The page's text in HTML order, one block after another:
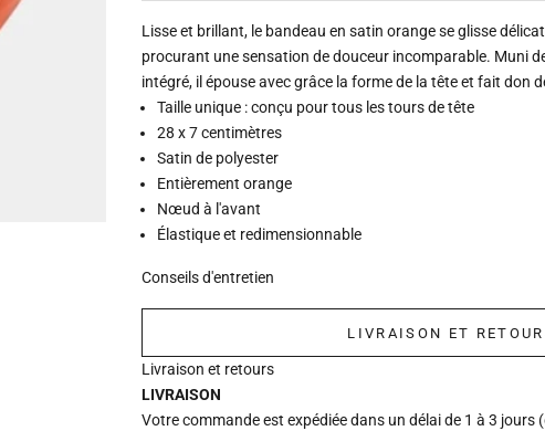
Lisse et brillant, le bandeau en satin orange se glisse
procurant une sensation de douceur incomparable. Muni
intégré, il épouse avec grâce la forme de la tête et fait don
Taille unique : conçu pour tous les tours de tête
28 x 7 centimètres
Satin de polyester
Entièrement orange
Nœud à l'avant
Élastique et redimensionnable
Conseils d'entretien
LIVRAISON ET
Livraison et retours
LIVRAISON
Votre commande est expédiée dans un délai de 1 à 3 jours